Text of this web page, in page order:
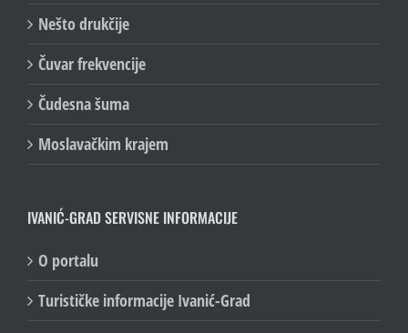
Nešto drukčije
Čuvar frekvencije
Čudesna šuma
Moslavačkim krajem
IVANIĆ-GRAD SERVISNE INFORMACIJE
O portalu
Turističke informacije Ivanić-Grad